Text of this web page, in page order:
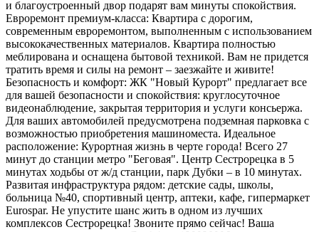
и благоустроенный двор подарят вам минуты спокойствия.
Евроремонт премиум-класса: Квартира с дорогим,
современным евроремонтом, выполненным с использованием
высококачественных материалов. Квартира полностью
меблирована и оснащена бытовой техникой. Вам не придется
тратить время и силы на ремонт – заезжайте и живите!
Безопасность и комфорт: ЖК "Новый Курорт" предлагает все
для вашей безопасности и спокойствия: круглосуточное
видеонаблюдение, закрытая территория и услуги консьержа.
Для ваших автомобилей предусмотрена подземная парковка с
возможностью приобретения машиноместа. Идеальное
расположение: Курортная жизнь в черте города! Всего 27
минут до станции метро "Беговая". Центр Сестрорецка в 5
минутах ходьбы от ж/д станции, парк Дубки – в 10 минутах.
Развитая инфраструктура рядом: детские сады, школы,
больница №40, спортивный центр, аптеки, кафе, гипермаркет
Eurospar. Не упустите шанс жить в одном из лучших
комплексов Сестрорецка! Звоните прямо сейчас! Ваша